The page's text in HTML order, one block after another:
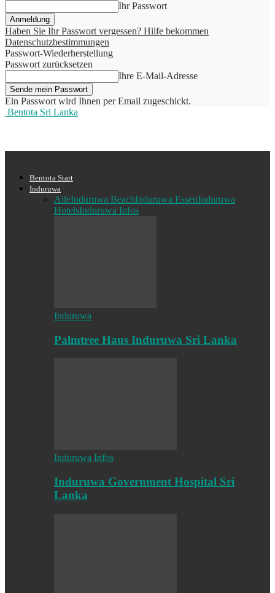
Ihr Passwort
Haben Sie Ihr Passwort vergessen? Hilfe bekommen
Datenschutzbestimmungen
Passwort-Wiederherstellung
Passwort zurücksetzen
Ihre E-Mail-Adresse
Ein Passwort wird Ihnen per Email zugeschickt.
Bentota Sri Lanka
Bentota Start
Induruwa
AlleInduruwa BeachInduruwa EssenInduruwa
HotelsInduruwa Infos
Induruwa
Palmtree Haus Induruwa Sri Lanka
Induruwa Infos
Induruwa Government Hospital Sri
Lanka